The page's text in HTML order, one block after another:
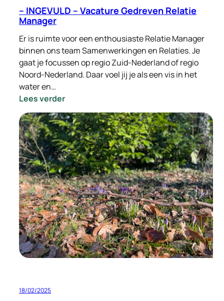
– INGEVULD – Vacature Gedreven Relatie
Manager
Er is ruimte voor een enthousiaste Relatie Manager
binnen ons team Samenwerkingen en Relaties. Je
gaat je focussen op regio Zuid-Nederland of regio
Noord-Nederland. Daar voel jij je als een vis in het
water en…
Lees verder:
–
INGEVULD
–
Vacature
Gedreven
Relatie
Manager
18/02/2025